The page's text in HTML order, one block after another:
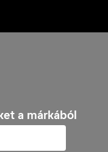
a márkából